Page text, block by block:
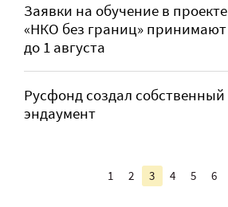
Заявки на обучение в проекте
«НКО без границ» принимают
до 1 августа
Русфонд создал собственный
эндаумент
1 2 3 4 5 6